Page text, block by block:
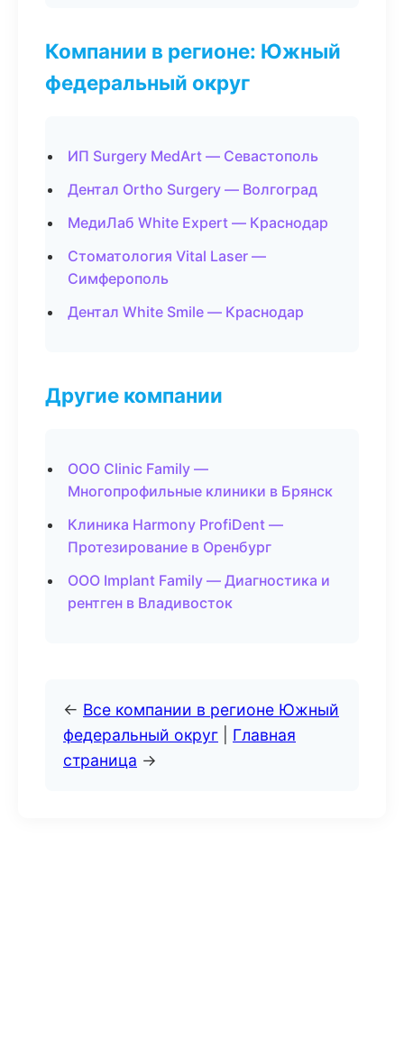
Компании в регионе: Южный
федеральный округ
ИП Surgery MedArt — Севастополь
Дентал Ortho Surgery — Волгоград
МедиЛаб White Expert — Краснодар
Стоматология Vital Laser —
Симферополь
Дентал White Smile — Краснодар
Другие компании
ООО Clinic Family —
Многопрофильные клиники в Брянск
Клиника Harmony ProfiDent —
Протезирование в Оренбург
ООО Implant Family — Диагностика и
рентген в Владивосток
← Все компании в регионе Южный
федеральный округ
Главная
страница →